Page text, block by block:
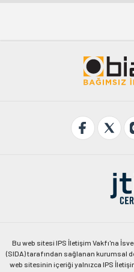
Bu web sitesi IPS İletişim Vakfı'na
(SIDA) tarafından sağlanan kurumsal
web sitesinin içeriği yalnızca IPS